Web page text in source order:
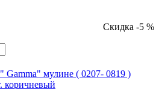
Скидка -5 %